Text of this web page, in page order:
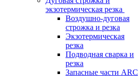
экзотермическая резка
Воздушно-дуговая
строжка и резка
Экзотермическая
резка
Подводная сварка и
резка
Запасные части ARC